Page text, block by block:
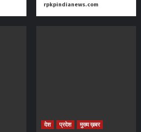
rpkpindianews.com
देश प्रदेश मुख्य ख़बर